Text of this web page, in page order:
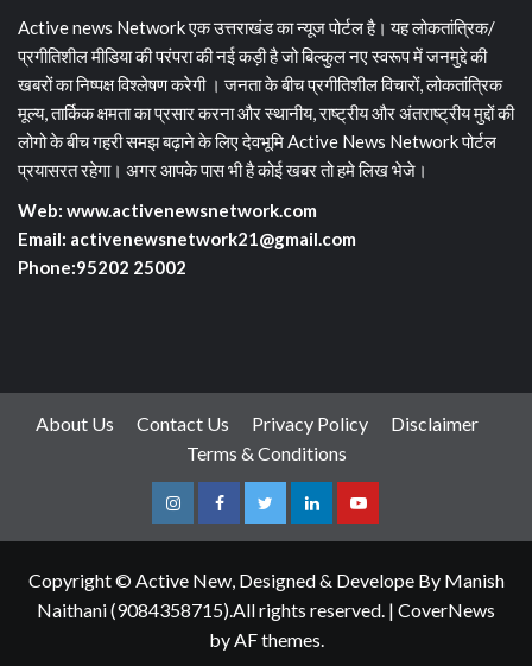
Active news Network एक उत्तराखंड का न्यूज पोर्टल है। यह लोकतांत्रिक/
प्रगीतिशील मीडिया की परंपरा की नई कड़ी है जो बिल्कुल नए स्वरूप में जनमुद्दे की
खबरों का निष्पक्ष विश्लेषण करेगी । जनता के बीच प्रगीतिशील विचारों, लोकतांत्रिक
मूल्य, तार्किक क्षमता का प्रसार करना और स्थानीय, राष्ट्रीय और अंतराष्ट्रीय मुद्दों की
लोगो के बीच गहरी समझ बढ़ाने के लिए देवभूमि Active News Network पोर्टल
प्रयासरत रहेगा। अगर आपके पास भी है कोई खबर तो हमे लिख भेजे।
Web: www.activenewsnetwork.com
Email: activenewsnetwork21@gmail.com
Phone:95202 25002
About Us Contact Us Privacy Policy
Disclaimer
Terms & Conditions
InstagramFacebookTwitterLinkedinYoutube
Copyright © Active New, Designed & Develope By Manish
Naithani (9084358715).All rights reserved. | CoverNews
by AF themes.